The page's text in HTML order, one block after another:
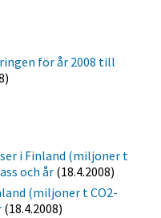
för år 2008 till
i Finland (miljoner t
och år (18.4.2008)
(miljoner t CO2-
(18.4.2008)